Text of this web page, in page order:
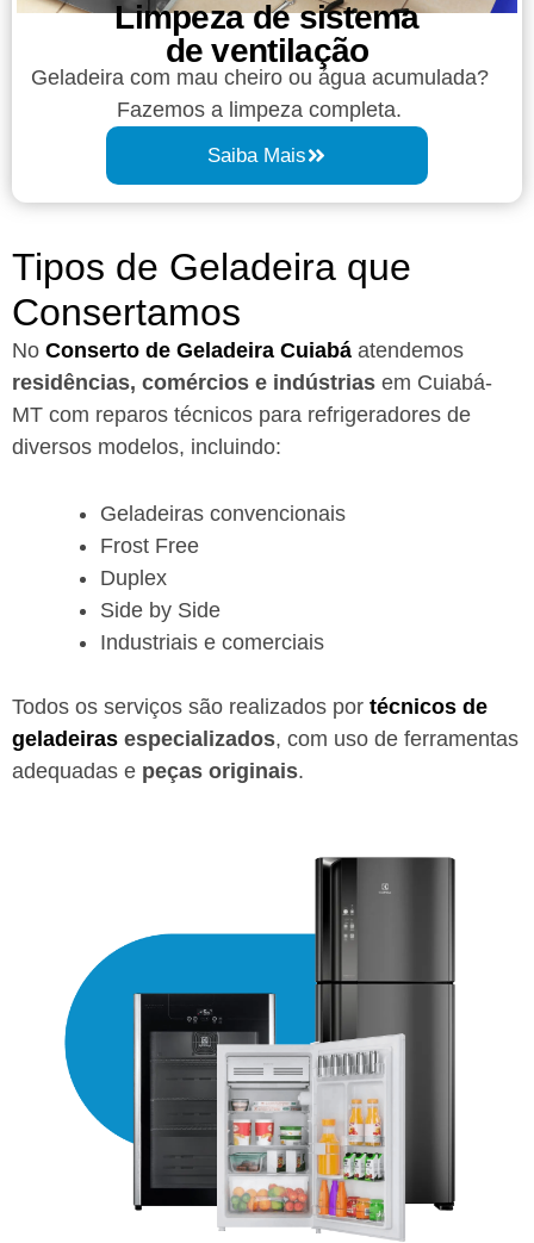
Limpeza de sistema
de ventilação
Geladeira com mau cheiro ou água acumulada?
Fazemos a limpeza completa.
Saiba Mais
Tipos de Geladeira que
Consertamos
No Conserto de Geladeira Cuiabá atendemos
residências, comércios e indústrias em Cuiabá-
MT com reparos técnicos para refrigeradores de
diversos modelos, incluindo:
Geladeiras convencionais
Frost Free
Duplex
Side by Side
Industriais e comerciais
Todos os serviços são realizados por técnicos de
geladeiras especializados, com uso de ferramentas
adequadas e peças originais.